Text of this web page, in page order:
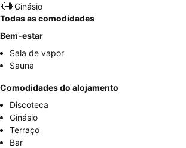
Ginásio
Todas as comodidades
Bem-estar
Sala de vapor
Sauna
Comodidades do alojamento
Discoteca
Ginásio
Terraço
Bar